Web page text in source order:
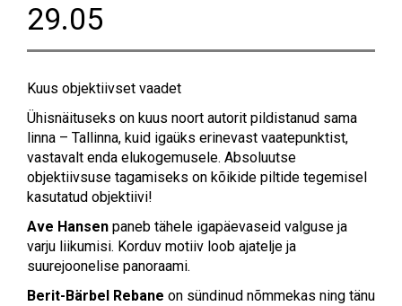
29.05
Kuus objektiivset vaadet
Ühisnäituseks on kuus noort autorit pildistanud sama
linna – Tallinna, kuid igaüks erinevast vaatepunktist,
vastavalt enda elukogemusele. Absoluutse
objektiivsuse tagamiseks on kõikide piltide tegemisel
kasutatud objektiivi!
Ave Hansen paneb tähele igapäevaseid valguse ja
varju liikumisi. Korduv motiiv loob ajatelje ja
suurejoonelise panoraami.
Berit-Bärbel Rebane on sündinud nõmmekas ning tänu